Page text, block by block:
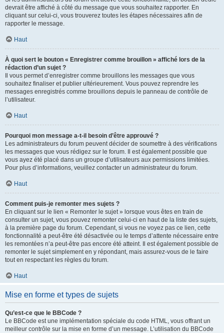
devrait être affiché à côté du message que vous souhaitez rapporter. En
cliquant sur celui-ci, vous trouverez toutes les étapes nécessaires afin de
rapporter le message.
Haut
À quoi sert le bouton « Enregistrer comme brouillon » affiché lors de la
rédaction d’un sujet ?
Il vous permet d’enregistrer comme brouillons les messages que vous
souhaitez finaliser et publier ultérieurement. Vous pouvez reprendre les
messages enregistrés comme brouillons depuis le panneau de contrôle de
l’utilisateur.
Haut
Pourquoi mon message a-t-il besoin d’être approuvé ?
Les administrateurs du forum peuvent décider de soumettre à des vérifications
les messages que vous rédigez sur le forum. Il est également possible que
vous ayez été placé dans un groupe d’utilisateurs aux permissions limitées.
Pour plus d’informations, veuillez contacter un administrateur du forum.
Haut
Comment puis-je remonter mes sujets ?
En cliquant sur le lien « Remonter le sujet » lorsque vous êtes en train de
consulter un sujet, vous pouvez remonter celui-ci en haut de la liste des sujets,
à la première page du forum. Cependant, si vous ne voyez pas ce lien, cette
fonctionnalité a peut-être été désactivée ou le temps d’attente nécessaire entre
les remontées n’a peut-être pas encore été atteint. Il est également possible de
remonter le sujet simplement en y répondant, mais assurez-vous de le faire
tout en respectant les règles du forum.
Haut
Mise en forme et types de sujets
Qu’est-ce que le BBCode ?
Le BBCode est une implémentation spéciale du code HTML, vous offrant un
meilleur contrôle sur la mise en forme d’un message. L’utilisation du BBCode